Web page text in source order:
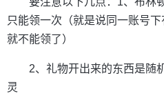
只能领一次（就是说同一账号
就不能领了）
2、礼物开出来的东西是随
灵